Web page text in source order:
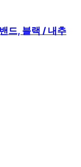
드, 블랙 / 내추